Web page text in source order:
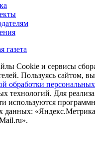
газета
Cookie и сервисы
Пользуясь сайтом,
обработки
технологий. Для
используются
данных: